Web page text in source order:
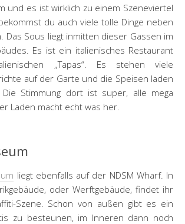
und es ist wirklich zu einem Szeneviertel
du auch viele tolle Dinge neben
Das Sous liegt inmitten dieser Gassen im
Es ist ein italienisches Restaurant
„Tapas“. Es stehen viele
auf der Garte und die Speisen laden
Stimmung dort ist super, alle mega
Laden macht echt was her.
liegt ebenfalls auf der NDSM Wharf. In
oder Werftgebäude, findet ihr
Szene. Schon von außen gibt es ein
zu besteunen, im Inneren dann noch